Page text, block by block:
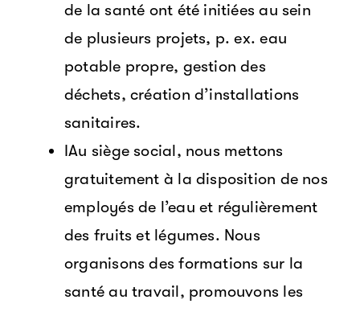
de la santé ont été initiées au sein
de plusieurs projets, p. ex. eau
potable propre, gestion des
déchets, création d’installations
sanitaires.
IAu siège social, nous mettons
gratuitement à la disposition de nos
employés de l’eau et régulièrement
des fruits et légumes. Nous
organisons des formations sur la
santé au travail, promouvons les